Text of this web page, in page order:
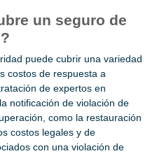
un seguro de
puede cubrir una variedad
costos de respuesta a
de expertos en
notificación de violación de
como la restauración
costos legales y de
con una violación de